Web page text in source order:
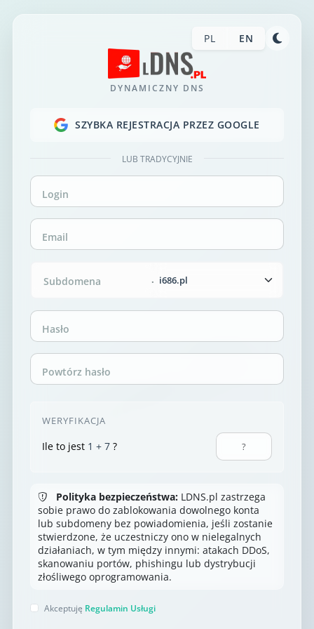
PL EN
DYNAMICZNY DNS
SZYBKA REJESTRACJA PRZEZ GOOGLE
LUB TRADYCYJNIE
Login
Email
Subdomena .
Hasło
Powtórz hasło
WERYFIKACJA
Ile to jest 1 + 7 ?
Polityka bezpieczeństwa: LDNS.pl zastrzega
sobie prawo do zablokowania dowolnego konta
lub subdomeny bez powiadomienia, jeśli zostanie
stwierdzone, że uczestniczy ono w nielegalnych
działaniach, w tym między innymi: atakach DDoS,
skanowaniu portów, phishingu lub dystrybucji
złośliwego oprogramowania.
Akceptuję Regulamin Usługi